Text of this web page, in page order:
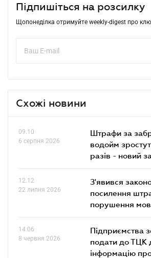
Підпишіться на розсилку
Щопонеділка отримуйте weekly-digest про
Схожі новини
09.10
6 серпня 2026
Штрафи за
водойм
разів - новий
12.12
22 липня 2026
З'явився
посилення
порушення
14.06
8 червня 2026
Підприємства
подати до ТЦК
інформацію